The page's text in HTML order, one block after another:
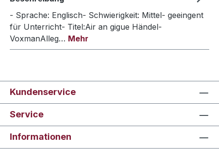
- Sprache: Englisch- Schwierigkeit: Mittel- geeingent
für Unterricht- Titel:Air an gigue Händel-
VoxmanAlleg… Mehr
Kundenservice
Service
Informationen